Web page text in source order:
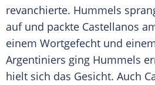
revanchierte. Hummels
auf und packte Castellanos
einem Wortgefecht und
Argentiniers ging Hummels
hielt sich das Gesicht. Auch